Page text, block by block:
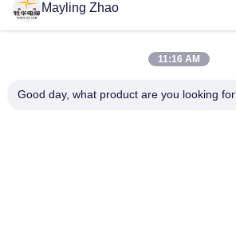
शेंगहुआ ग्रुप पावर केबल NYY NYCY बिल्डिंग/हाउस
प्रतिरोधी केबल
शंघाई शेंघुआ पावर केबल इलेक्ट्रिकल FRC 4 कोर हीट
Mayling Zhao
11:16 AM
Good day, what product are you looking